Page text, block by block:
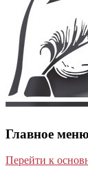
Главное меню
Перейти к